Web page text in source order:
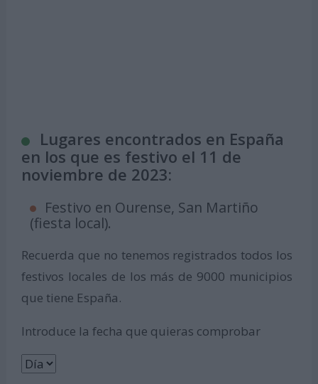
Lugares encontrados en España
en los que es festivo el 11 de
noviembre de 2023:
Festivo en Ourense, San Martiño
(fiesta local).
Recuerda que no tenemos registrados todos los
festivos locales de los más de 9000 municipios
que tiene España.
Introduce la fecha que quieras comprobar